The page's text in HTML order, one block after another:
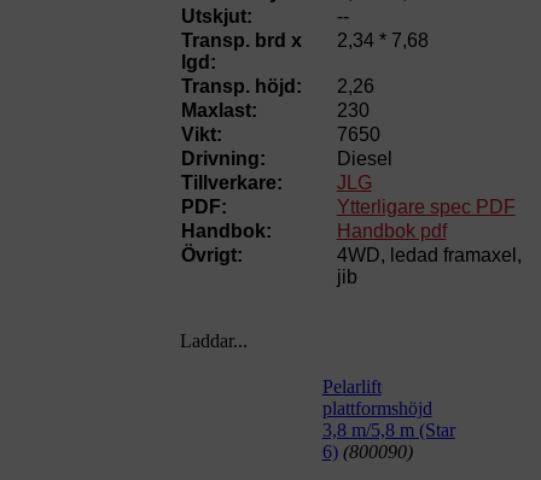
Utskjut:
--
Transp. brd x
lgd:
2,34 * 7,68
Transp. höjd:
2,26
Maxlast:
230
Vikt:
7650
Drivning:
Diesel
Tillverkare:
JLG
PDF:
Ytterligare spec PDF
Handbok:
Handbok pdf
Övrigt:
4WD, ledad framaxel,
jib
Laddar...
Pelarlift
plattformshöjd
3,8 m/5,8 m (Star
6) (800090)